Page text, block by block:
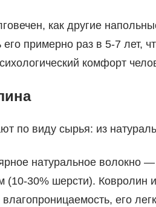
как другие
примерно раз в 5-7 лет,
комфорт
по виду сырья: из
натуральное волокно
(10-30% шерсти). Ковролин
его